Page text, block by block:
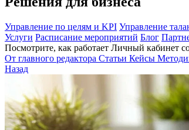
Управление по целям и KPI Управление
Услуги Расписание мероприятий Блог
Посмотрите, как работает Личный кабинет
От главного редактора Статьи Кейсы
Назад